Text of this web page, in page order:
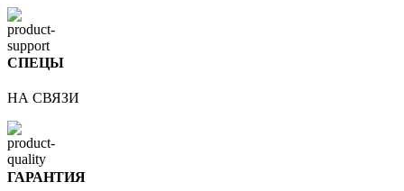
СПЕЦЫ
НА СВЯЗИ
ГАРАНТИЯ